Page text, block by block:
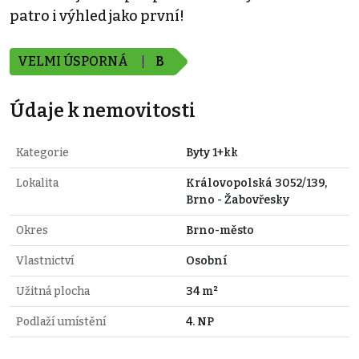
patro i výhled jako první!
VELMI ÚSPORNÁ B
Údaje k nemovitosti
Kategorie Byty 1+kk
Lokalita
Královopolská 3052/139,
Brno - Žabovřesky
Okres Brno-město
Vlastnictví Osobní
Užitná plocha 34 m²
Podlaží umístění 4. NP